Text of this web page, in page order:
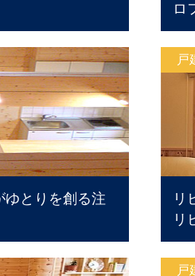
ロ
ゆとりを創る注
戸
リ
リ
戸